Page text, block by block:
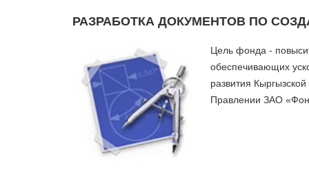
РАЗРАБОТКА ДОКУМЕНТОВ ПО
Цель фонда -
обеспечивающих
развития
Правлении ЗАО